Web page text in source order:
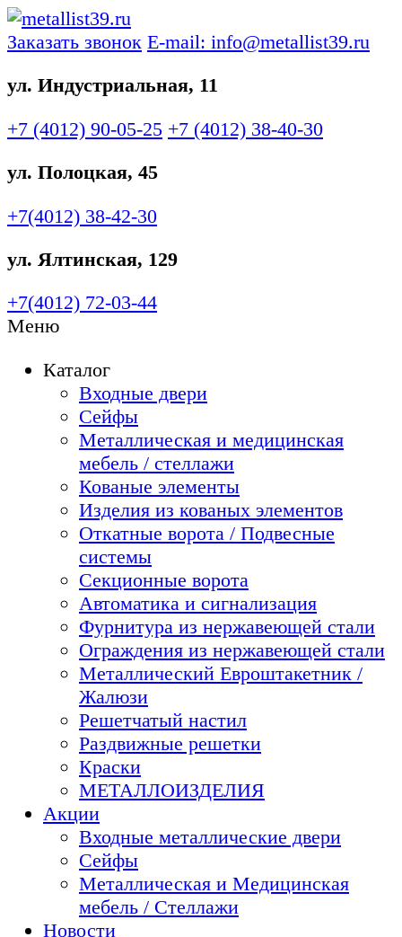
Заказать звонок E-mail: info@metallist39.ru
ул. Индустриальная, 11
+7 (4012) 90-05-25 +7 (4012) 38-40-30
ул. Полоцкая, 45
+7(4012) 38-42-30
ул. Ялтинская, 129
+7(4012) 72-03-44
Меню
Каталог
Входные двери
Сейфы
Металлическая и медицинская
мебель / стеллажи
Кованые элементы
Изделия из кованых элементов
Откатные ворота / Подвесные
системы
Секционные ворота
Автоматика и сигнализация
Фурнитура из нержавеющей стали
Ограждения из нержавеющей стали
Металлический Евроштакетник /
Жалюзи
Решетчатый настил
Раздвижные решетки
Краски
МЕТАЛЛОИЗДЕЛИЯ
Акции
Входные металлические двери
Сейфы
Металлическая и Медицинская
мебель / Стеллажи
Новости